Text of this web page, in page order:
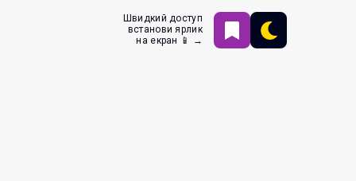
Швидкий доступ
встанови ярлик
на екран 📱 →